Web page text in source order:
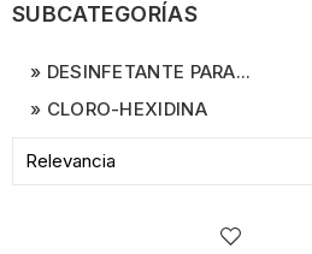
SUBCATEGORÍAS
DESINFETANTE PARA...
CLORO-HEXIDINA
Relevancia